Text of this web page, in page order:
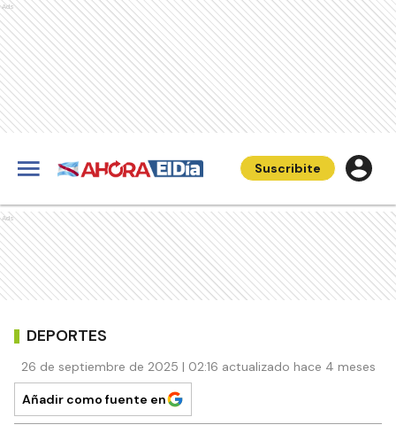
Ads
Suscribite
Ads
DEPORTES
26 de septiembre de 2025 | 02:16 actualizado hace 4 meses
Añadir como fuente en